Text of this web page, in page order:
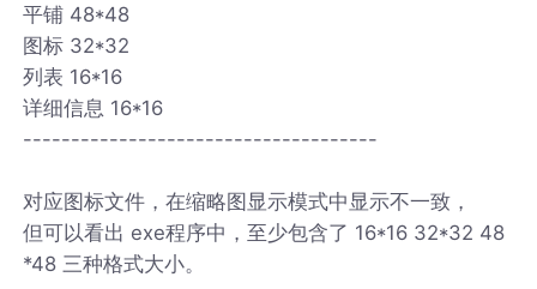
平铺 48*48
图标 32*32
列表 16*16
详细信息 16*16
-------------------------------------
对应图标文件，在缩略图显示模式中显示不一致，
但可以看出 exe程序中，至少包含了 16*16 32*32 48
*48 三种格式大小。